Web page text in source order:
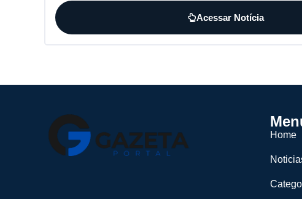
Acessar Notícia
Home